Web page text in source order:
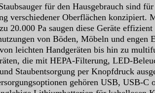
für den Hausgebrauch sind
verschiedener Oberflächen konzipiert.
20.000 Pa saugen diese Geräte
von Böden, Möbeln und engen
leichten Handgeräten bis hin zu
die mit HEPA-Filterung, LED-
Staubentsorgung per Knopfdruck
gehören USB, USB-C